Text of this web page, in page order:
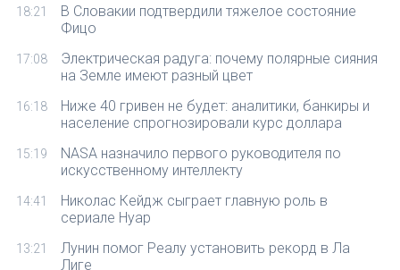
18:21
В Словакии подтвердили тяжелое состояние
Фицо
17:08
Электрическая радуга: почему полярные сияния
на Земле имеют разный цвет
16:18
Ниже 40 гривен не будет: аналитики, банкиры и
население спрогнозировали курс доллара
15:19
NASA назначило первого руководителя по
искусственному интеллекту
14:41
Николас Кейдж сыграет главную роль в
сериале Нуар
13:21
Лунин помог Реалу установить рекорд в Ла
Лиге